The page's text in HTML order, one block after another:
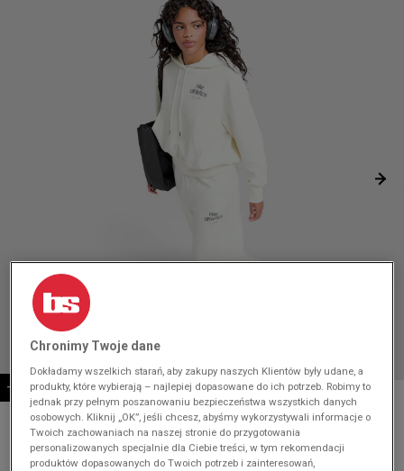
-10% ZA MIN. 500 ZŁ KOD: SUM10
* Zdjęcie poglądowe
NIKE SPODNIE W NK PHNX FLC HR WIDE LEG
GLS
Chronimy Twoje dane
Dokładamy wszelkich starań, aby zakupy naszych Klientów były udane, a
produkty, które wybierają – najlepiej dopasowane do ich potrzeb. Robimy to
jednak przy pełnym poszanowaniu bezpieczeństwa wszystkich danych
osobowych. Kliknij „OK”, jeśli chcesz, abyśmy wykorzystywali informacje o
Twoich zachowaniach na naszej stronie do przygotowania
personalizowanych specjalnie dla Ciebie treści, w tym rekomendacji
produktów dopasowanych do Twoich potrzeb i zainteresowań,